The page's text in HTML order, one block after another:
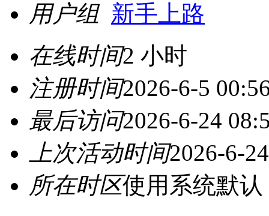
用户组 新手上路
在线时间2 小时
注册时间2026-6-5
最后访问2026-6-24
上次活动时间2026-6-
所在时区使用系统默认